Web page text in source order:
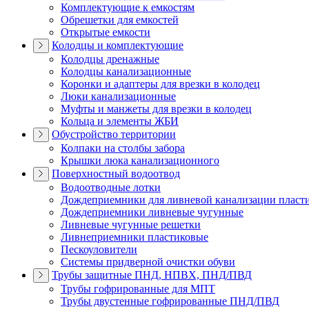
Комплектующие к емкостям
Обрешетки для емкостей
Открытые емкости
Колодцы и комплектующие
Колодцы дренажные
Колодцы канализационные
Коронки и адаптеры для врезки в колодец
Люки канализационные
Муфты и манжеты для врезки в колодец
Кольца и элементы ЖБИ
Обустройство территории
Колпаки на столбы забора
Крышки люка канализационного
Поверхностный водоотвод
Водоотводные лотки
Дождеприемники для ливневой канализации
Дождеприемники ливневые чугунные
Ливневые чугунные решетки
Ливнеприемники пластиковые
Пескоуловители
Системы придверной очистки обуви
Трубы защитные ПНД, НПВХ, ПНД/ПВД
Трубы гофрированные для МПТ
Трубы двустенные гофрированные ПНД/ПВД